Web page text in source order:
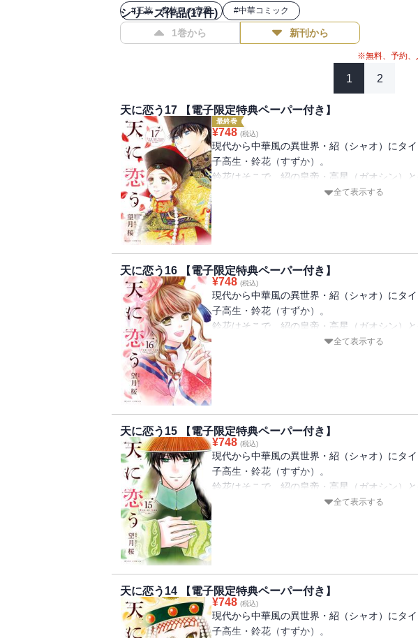
#王族・貴族との恋愛 #中華コミック
シリーズ作品(17件)
1巻から 新刊から
※無料、予約、
1 2
天に恋う17 【電子限定特典ペーパー付き】
最終巻
¥748 (税込)
現代から中華風の異世界・紹（シャオ）にタ
子高生・鈴花（すずか）。
鈴花はそこで、紹の皇帝・高星（ガオシン）と
紹（シャオ）で子を産むことは命がけだといわ
族になるため産むことを決意する。
皇后を目指し歩んできた鈴花と皇帝・高星（
ける運命の中華ロマンス、堂々完結★
※電子限定特典ペーパー付き
全て表示する
天に恋う16 【電子限定特典ペーパー付き】
¥748 (税込)
現代から中華風の異世界・紹（シャオ）にタ
子高生・鈴花（すずか）。
鈴花はそこで、紹の皇帝・高星（ガオシン）と
いろんな事件をのりこえて皇后に相応しい人
時をかける運命の中華ロマンス♪
※電子限定特典ペーパー付き
全て表示する
天に恋う15 【電子限定特典ペーパー付き】
¥748 (税込)
現代から中華風の異世界・紹（シャオ）にタ
子高生・鈴花（すずか）。
鈴花はそこで、紹の皇帝・高星（ガオシン）と
皇后に相応しい人間になると決意した鈴花に
時をかける運命の中華ロマンス♪
※電子限定特典ペーパー付き
全て表示する
天に恋う14 【電子限定特典ペーパー付き】
¥748 (税込)
現代から中華風の異世界・紹（シャオ）にタ
子高生・鈴花（すずか）。